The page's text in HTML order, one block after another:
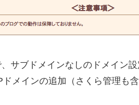
、サブドメインなしのドメイン
ドメインの追加（さくら管理も